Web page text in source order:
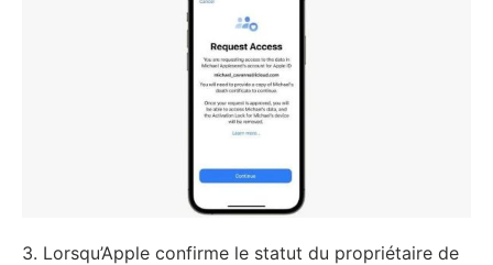
3. Lorsqu’Apple confirme le statut du propriétaire de